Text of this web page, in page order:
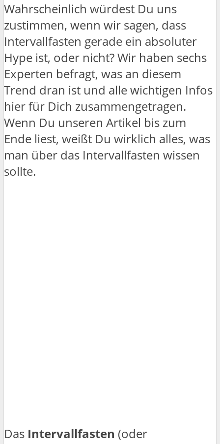
Wahrscheinlich würdest Du uns
zustimmen, wenn wir sagen, dass
Intervallfasten gerade ein absoluter
Hype ist, oder nicht? Wir haben sechs
Experten befragt, was an diesem
Trend dran ist und alle wichtigen Infos
hier für Dich zusammengetragen.
Wenn Du unseren Artikel bis zum
Ende liest, weißt Du wirklich alles, was
man über das Intervallfasten wissen
sollte.
Das Intervallfasten (oder